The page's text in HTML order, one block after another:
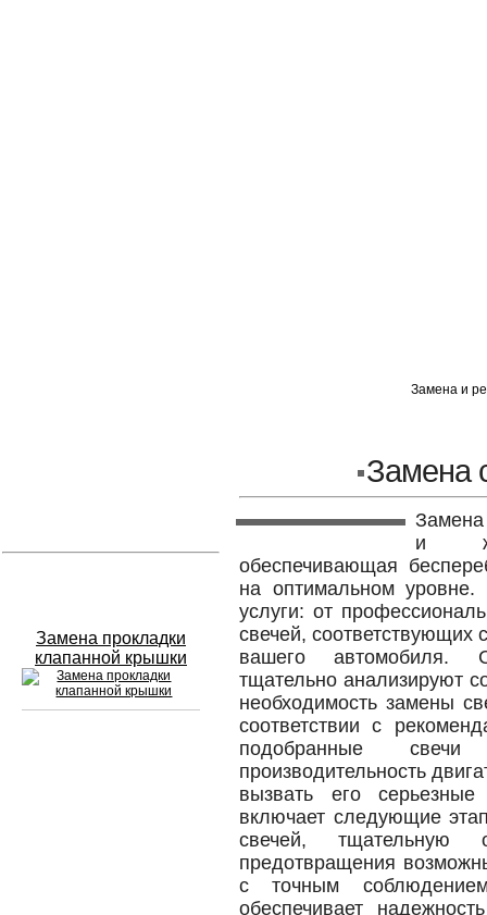
Замена прокладки
клапанной крышки
Замена и
Замена
Замена
и
обеспечивающая
на оптимальном уровне.
услуги: от
свечей, соответствующих
вашего автомобиля.
тщательно анализируют
необходимость замены
соответствии с
подобранные
производительность
вызвать его
включает следующие
свечей, тщательную
предотвращения
с точным
обеспечивает